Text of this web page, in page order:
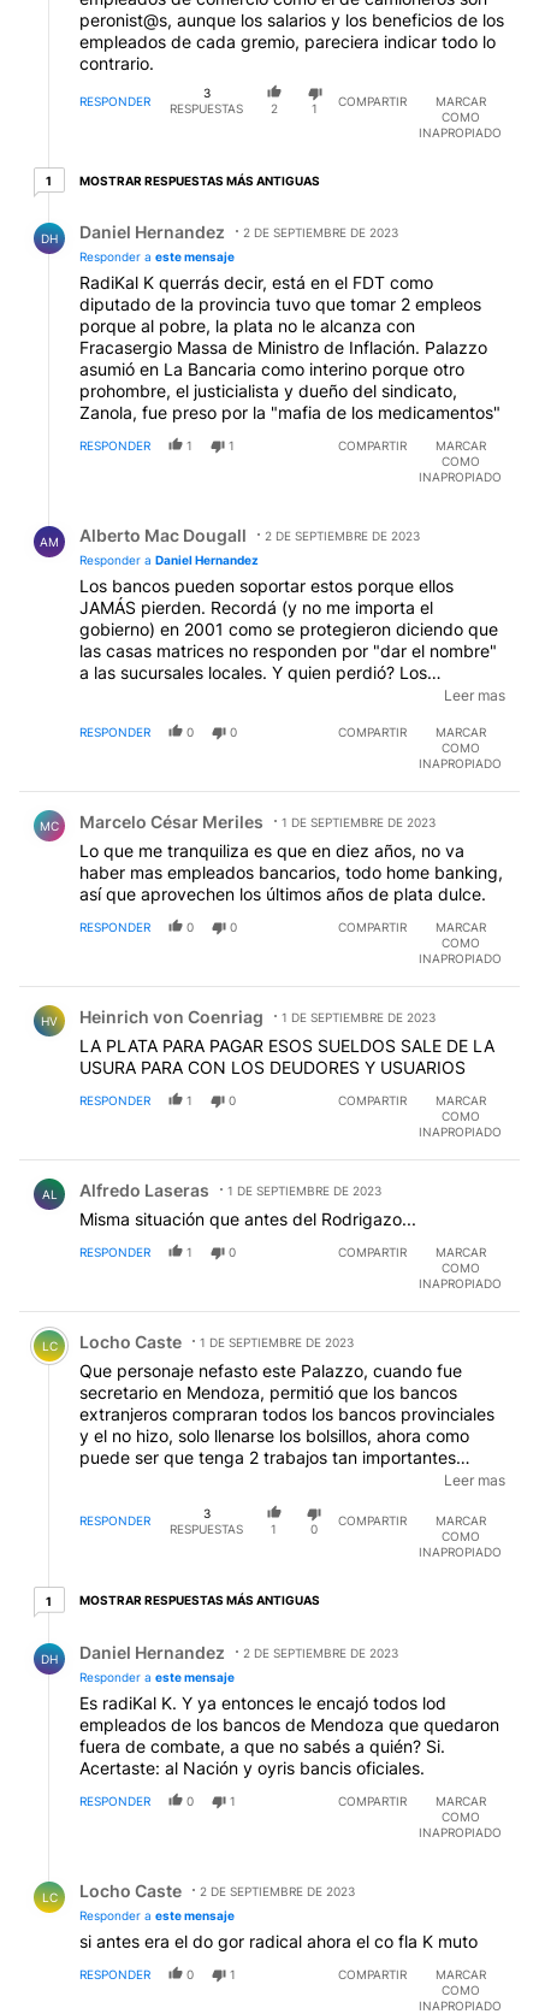
peronist@s, aunque los salarios y los beneficios de los
empleados de cada gremio, pareciera indicar todo lo
contrario.
RESPONDER
3
RESPUESTAS
2 1
COMPARTIR
MARCAR
COMO
INAPROPIADO
11 respuesta más antiguas
MOSTRAR RESPUESTAS MÁS ANTIGUAS
DH Daniel Hernandez
2 DE SEPTIEMBRE DE 2023
Responder a este mensaje
RadiKal K querrás decir, está en el FDT como
diputado de la provincia tuvo que tomar 2 empleos
porque al pobre, la plata no le alcanza con
Fracasergio Massa de Ministro de Inflación. Palazzo
asumió en La Bancaria como interino porque otro
prohombre, el justicialista y dueño del sindicato,
Zanola, fue preso por la "mafia de los medicamentos"
RESPONDER 1 1 COMPARTIR
MARCAR
COMO
INAPROPIADO
AM Alberto Mac Dougall
2 DE SEPTIEMBRE DE 2023
Responder a Daniel Hernandez
Los bancos pueden soportar estos porque ellos
JAMÁS pierden. Recordá (y no me importa el
gobierno) en 2001 como se protegieron diciendo que
las casas matrices no responden por "dar el nombre"
a las sucursales locales. Y quien perdió? Los
depositantes como siempre. Ganan fortunas los
lo absorven muy bien con los intereses usureros que
cobran en todo sentido. Falta solamente que te
Leer mas
RESPONDER 0 0 COMPARTIR
MARCAR
COMO
INAPROPIADO
MC Marcelo César Meriles 1 DE SEPTIEMBRE DE 2023
Lo que me tranquiliza es que en diez años, no va
haber mas empleados bancarios, todo home banking,
así que aprovechen los últimos años de plata dulce.
RESPONDER 0 0 COMPARTIR
MARCAR
COMO
INAPROPIADO
HV Heinrich von Coenriag 1 DE SEPTIEMBRE DE 2023
LA PLATA PARA PAGAR ESOS SUELDOS SALE DE LA
USURA PARA CON LOS DEUDORES Y USUARIOS
RESPONDER 1 0 COMPARTIR
MARCAR
COMO
INAPROPIADO
AL Alfredo Laseras 1 DE SEPTIEMBRE DE 2023
Misma situación que antes del Rodrigazo...
RESPONDER 1 0 COMPARTIR
MARCAR
COMO
INAPROPIADO
Comentario de Locho Caste.
LC Locho Caste 1 DE SEPTIEMBRE DE 2023
Que personaje nefasto este Palazzo, cuando fue
secretario en Mendoza, permitió que los bancos
extranjeros compraran todos los bancos provinciales
y el no hizo, solo llenarse los bolsillos, ahora como
puede ser que tenga 2 trabajos tan importantes
secretario gremial de los bancarios y diputado, como
hace materialmente con el tiempo, y para eso le
pagan no hace nada en ningún lugar, Ser
Leer mas
RESPONDER
3
RESPUESTAS
1 0
COMPARTIR
MARCAR
COMO
INAPROPIADO
11 respuesta más antiguas
MOSTRAR RESPUESTAS MÁS ANTIGUAS
DH Daniel Hernandez
2 DE SEPTIEMBRE DE 2023
Responder a este mensaje
Es radiKal K. Y ya entonces le encajó todos lod
empleados de los bancos de Mendoza que quedaron
fuera de combate, a que no sabés a quién? Si.
Acertaste: al Nación y oyris bancis oficiales.
RESPONDER 0 1 COMPARTIR
MARCAR
COMO
INAPROPIADO
LC Locho Caste
2 DE SEPTIEMBRE DE 2023
Responder a este mensaje
si antes era el do gor radical ahora el co fla K muto
RESPONDER 0 1 COMPARTIR
MARCAR
COMO
INAPROPIADO